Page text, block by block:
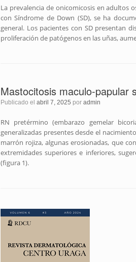
La prevalencia de onicomicosis en adultos
con Síndrome de Down (SD), se ha
general. Los pacientes con SD presentan
proliferación de patógenos en las uñas,
Mastocitosis maculo-papular
Publicado el abril 7, 2025 por admin
RN pretérmino (embarazo gemelar
generalizadas presentes desde el
marrón rojiza, algunas erosionadas, que
extremidades superiores e inferiores,
(figura 1).